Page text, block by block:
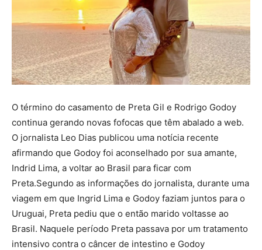
O término do casamento de Preta Gil e Rodrigo Godoy
continua gerando novas fofocas que têm abalado a web.
O jornalista Leo Dias publicou uma notícia recente
afirmando que Godoy foi aconselhado por sua amante,
Indrid Lima, a voltar ao Brasil para ficar com
Preta.Segundo as informações do jornalista, durante uma
viagem em que Ingrid Lima e Godoy faziam juntos para o
Uruguai, Preta pediu que o então marido voltasse ao
Brasil. Naquele período Preta passava por um tratamento
intensivo contra o câncer de intestino e Godoy